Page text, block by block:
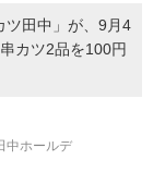
ツ田中」が、9月4
カツ2品を100円
中ホールデ